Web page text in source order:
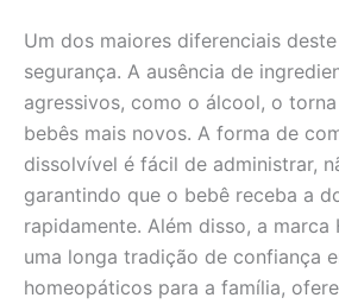
Um dos maiores diferenciais
segurança. A ausência de
agressivos, como o álcool, o
bebês mais novos. A forma de
dissolvível é fácil de administrar,
garantindo que o bebê receba a
rapidamente. Além disso, a marca
uma longa tradição de confiança
homeopáticos para a família,